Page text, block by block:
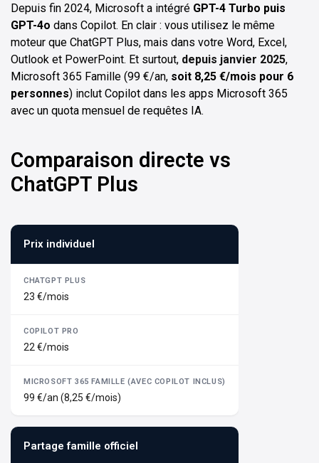
Depuis fin 2024, Microsoft a intégré GPT-4 Turbo puis
GPT-4o dans Copilot. En clair : vous utilisez le même
moteur que ChatGPT Plus, mais dans votre Word, Excel,
Outlook et PowerPoint. Et surtout, depuis janvier 2025,
Microsoft 365 Famille (99 €/an, soit 8,25 €/mois pour 6
personnes) inclut Copilot dans les apps Microsoft 365
avec un quota mensuel de requêtes IA.
Comparaison directe vs
ChatGPT Plus
Prix individuel
23 €/mois
22 €/mois
99 €/an (8,25 €/mois)
Partage famille officiel